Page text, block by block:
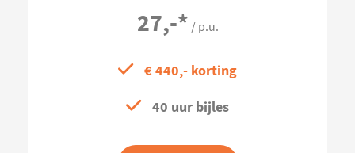
27,-* / p.u.
€ 440,- korting
40 uur bijles